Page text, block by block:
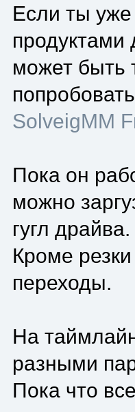
Если ты
продуктами
может быть
SolveigMM
Пока он
можно
гугл драйва.
Кроме
переходы.
На
разными
Пока что